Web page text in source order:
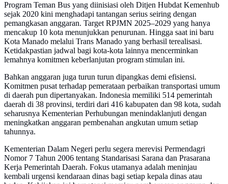
Program Teman Bus yang diinisiasi oleh Ditjen Hubdat Kemenhub
sejak 2020 kini menghadapi tantangan serius seiring dengan
pemangkasan anggaran. Target RPJMN 2025–2029 yang hanya
mencakup 10 kota menunjukkan penurunan. Hingga saat ini baru
Kota Manado melalui Trans Manado yang berhasil terealisasi.
Ketidakpastian jadwal bagi kota-kota lainnya mencerminkan
lemahnya komitmen keberlanjutan program stimulan ini.
Bahkan anggaran juga turun turun dipangkas demi efisiensi.
Komitmen pusat terhadap pemerataan perbaikan transportasi umum
di daerah pun dipertanyakan. Indonesia memiliki 514 pemerintah
daerah di 38 provinsi, terdiri dari 416 kabupaten dan 98 kota, sudah
seharusnya Kementerian Perhubungan menindaklanjuti dengan
meningkatkan anggaran pembenahan angkutan umum setiap
tahunnya.
Kementerian Dalam Negeri perlu segera merevisi Permendagri
Nomor 7 Tahun 2006 tentang Standarisasi Sarana dan Prasarana
Kerja Pemerintah Daerah. Fokus utamanya adalah meninjau
kembali urgensi kendaraan dinas bagi setiap kepala dinas atau